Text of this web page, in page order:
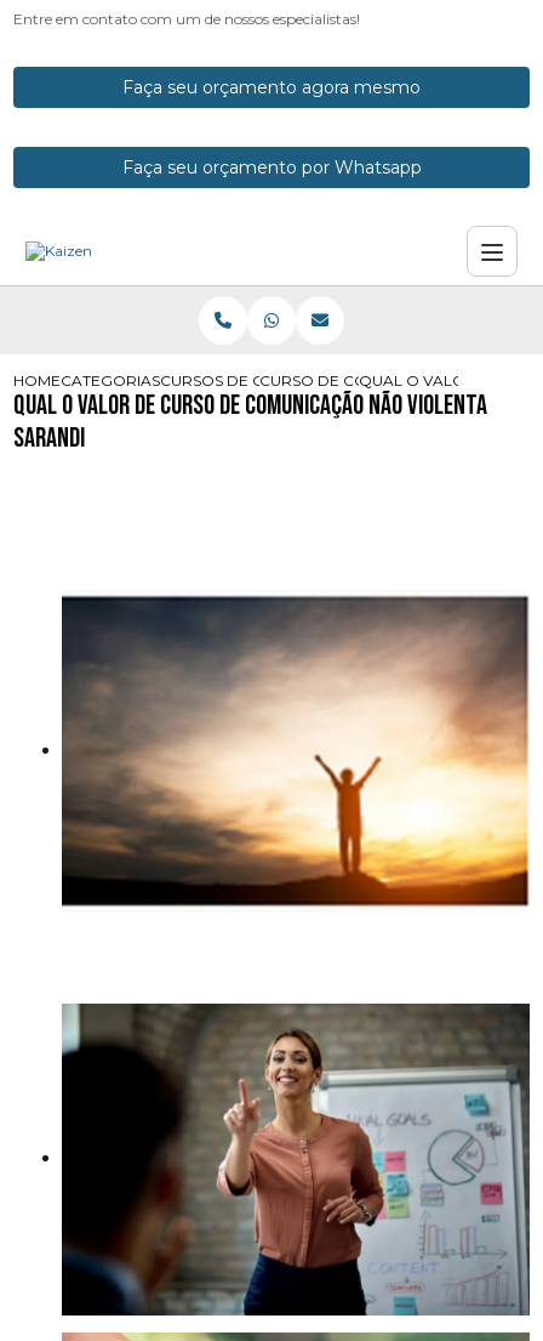
Entre em contato com um de nossos especialistas!
Faça seu orçamento agora mesmo
Faça seu orçamento por Whatsapp
HOMECATEGORIASCURSOS DE COMUNICACAO
CURSO DE COMUNICACAO PESSOAL
QUAL O VALOR DE
Qual o Valor de Curso de Comunicação Não Violenta
Sarandi